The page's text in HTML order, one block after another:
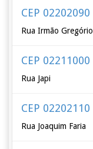
CEP 02202090
Rua Irmão Gregório
CEP 02211000
Rua Japi
CEP 02202110
Rua Joaquim Faria